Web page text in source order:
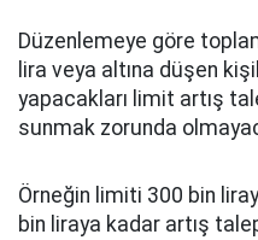
Düzenlemeye göre
lira veya altına düşen
yapacakları limit artış
sunmak zorunda
Örneğin limiti 300 bin
bin liraya kadar artış